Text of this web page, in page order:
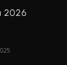
2026